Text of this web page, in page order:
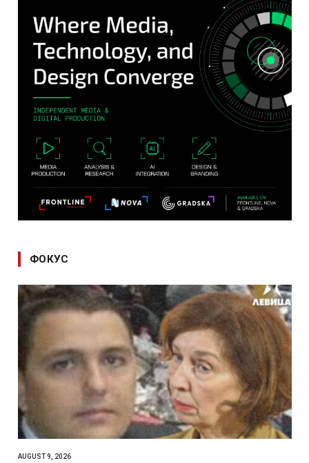
ФОКУС
AUGUST 9, 2026